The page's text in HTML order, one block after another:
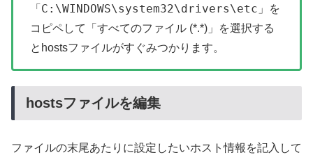
「 C:\WINDOWS\system32\drivers\etc 」を
コピペして「すべてのファイル (*.*)」を選択する
とhostsファイルがすぐみつかります。
hostsファイルを編集
ファイルの末尾あたりに設定したいホスト情報を記入して